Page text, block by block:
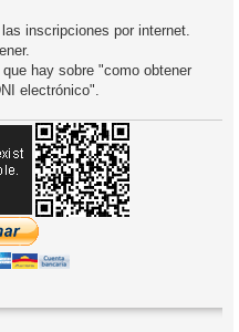
inscripciones por internet.
hay sobre "como obtener
electrónico".